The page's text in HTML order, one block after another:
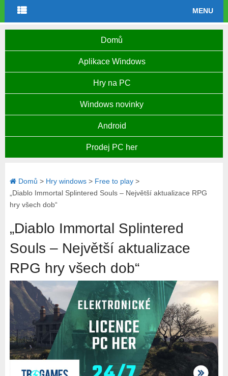
MENU
Domů
Aplikace Windows
Hry na PC
Windows novinky
Android
Prodej PC her
Domů > Hry windows> Free to play>
„Diablo Immortal Splintered Souls – Největší aktualizace RPG
hry všech dob“
„Diablo Immortal Splintered
Souls – Největší aktualizace
RPG hry všech dob“